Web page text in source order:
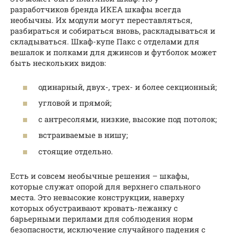
разработчиков бренда ИКЕА шкафы всегда
необычны. Их модули могут переставляться,
разбираться и собираться вновь, раскладываться и
складываться. Шкаф-купе Пакс с отделами для
вешалок и полками для джинсов и футболок может
быть нескольких видов:
одинарный, двух-, трех- и более секционный;
угловой и прямой;
с антресолями, низкие, высокие под потолок;
встраиваемые в нишу;
стоящие отдельно.
Есть и совсем необычные решения – шкафы,
которые служат опорой для верхнего спального
места. Это невысокие конструкции, наверху
которых обустраивают кровать-лежанку с
барьерными перилами для соблюдения норм
безопасности, исключение случайного падения с